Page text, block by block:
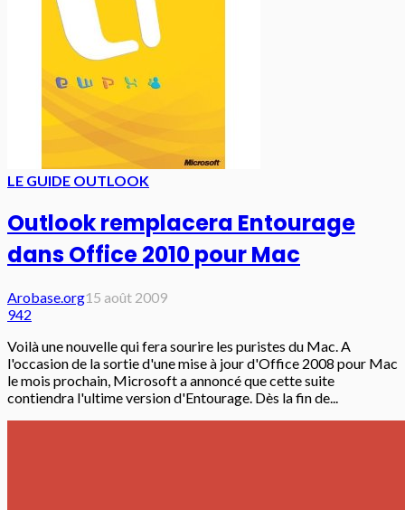
LE GUIDE OUTLOOK
Outlook remplacera Entourage
dans Office 2010 pour Mac
Arobase.org15 août 2009
942
Voilà une nouvelle qui fera sourire les puristes du Mac. A
l'occasion de la sortie d'une mise à jour d'Office 2008 pour Mac
le mois prochain, Microsoft a annoncé que cette suite
contiendra l'ultime version d'Entourage. Dès la fin de...